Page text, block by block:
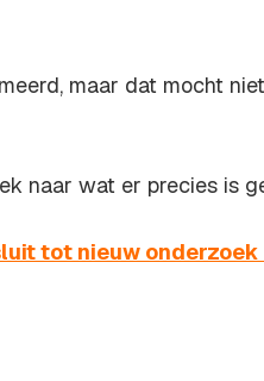
maar dat mocht
naar wat er precies is
tot nieuw